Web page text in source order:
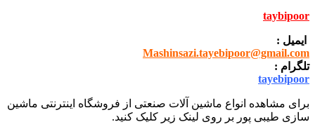
taybipoor
ایمیل :
Mashinsazi.tayebipoor@gmail.com
تلگرام :
tayebipoor
برای مشاهده انواع ماشین آلات صنعتی از فروشگاه اینترنتی ماشین
سازی طیبی پور بر روی لینک زیر کلیک کنید.